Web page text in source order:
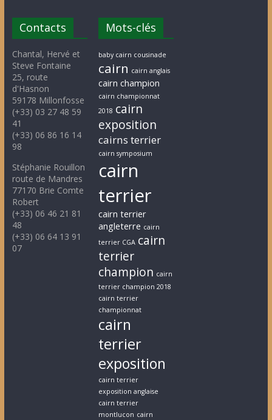
Contacts
Chantal, Hervé et
Steve Fontaine
25, route
d'Hasnon
59178 Millonfosse
(+33) 03 27 48 59
41
(+33) 06 86 16 14
98
Stéphanie Rouillon
route de Mandres
77170 Brie Comte
Robert
(+33) 06 46 21 81
48
(+33) 06 64 13 91
07
Mots-clés
baby cairn cousinade
cairn cairn anglais
cairn champion
cairn championnat
2018 cairn
exposition
cairns terrier
cairn symposium
cairn
terrier
cairn terrier
angleterre cairn
terrier CGA cairn
terrier
champion cairn
terrier champion 2018
cairn terrier
championnat
cairn
terrier
exposition
cairn terrier
exposition anglaise
cairn terrier
montlucon cairn